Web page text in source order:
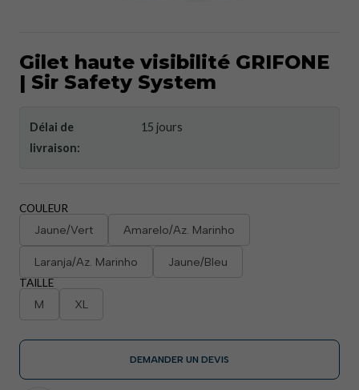
Gilet haute visibilité GRIFONE
| Sir Safety System
Délai de
livraison:
15 jours
COULEUR
Jaune/Vert Amarelo/Az. Marinho
Laranja/Az. Marinho Jaune/Bleu
TAILLE
M XL
DEMANDER UN DEVIS